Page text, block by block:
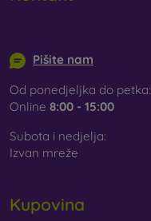
Pišite nam
Od ponedjeljka do petka:
Online 8:00 - 15:00
Subota i nedjelja:
Izvan mreže
Kupovina